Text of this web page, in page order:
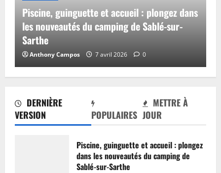
DERNIÈRE
VERSION
POPULAIRES
METTRE À
JOUR
Piscine, guinguette et accueil : plongez
dans les nouveautés du camping de
Sablé-sur-Sarthe
Piscine, guinguette et accueil : plongez dans
les nouveautés du camping de Sablé-sur-
Sarthe
Anthony Campos 7 avril 2026 0